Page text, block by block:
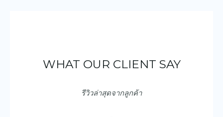
WHAT OUR CLIENT SAY
รีวิวล่าสุดจากลูกค้า